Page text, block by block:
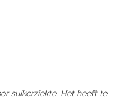
suikerziekte. Het heeft te